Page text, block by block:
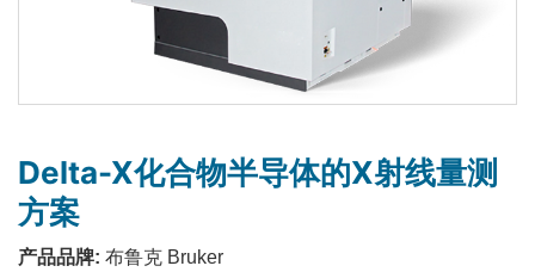
Delta-X化合物半导体的X射线量测
方案
产品品牌: 布鲁克 Bruker